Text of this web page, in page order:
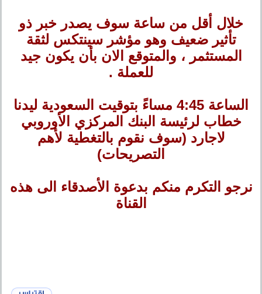
خلال أقل من ساعة سوف يصدر خبر ذو
تأثير ضعيف وهو مؤشر سينتكس لثقة
المستثمر ، والمتوقع الان بأن يكون جيد
للعملة .
الساعة 4:45 مساءً بتوقيت السعودية ليدنا
خطاب لرئيسة البنك المركزي الأوروبي
لاجارد (سوف نقوم بالتغطية لأهم
التصريحات)
نرجو التكرم منكم بدعوة الأصدقاء الى هذه
القناة